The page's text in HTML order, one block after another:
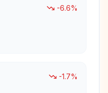
-6.6%
-1.7%